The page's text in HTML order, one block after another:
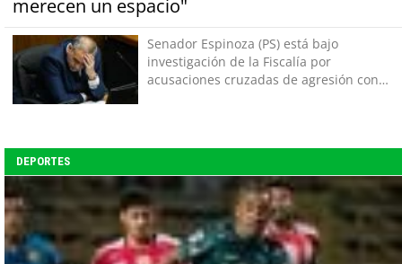
merecen un espacio"
Senador Espinoza (PS) está bajo
investigación de la Fiscalía por
acusaciones cruzadas de agresión con
DEPORTES